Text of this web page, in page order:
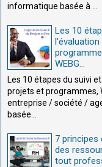
informatique basée à ...
Les 10
WEBG...
Les 10 étapes du suivi
projets et programmes,
entreprise / société /
basée...
7 principes
des
tout